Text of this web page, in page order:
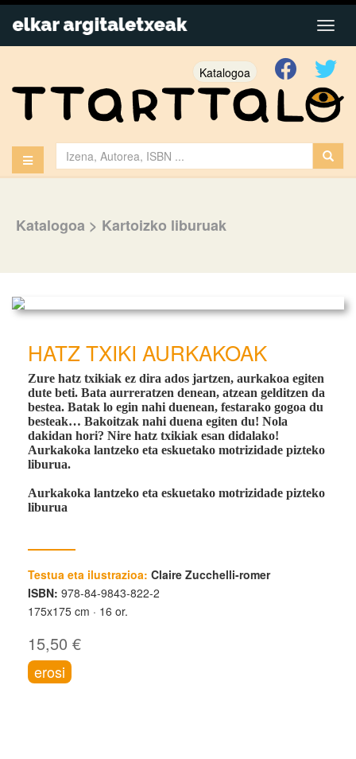
Katalogoa
Katalogoa > Kartoizko liburuak
HATZ TXIKI AURKAKOAK
Zure hatz txikiak ez dira ados jartzen, aurkakoa egiten
dute beti. Bata aurreratzen denean, atzean gelditzen da
bestea. Batak lo egin nahi duenean, festarako gogoa du
besteak… Bakoitzak nahi duena egiten du! Nola
dakidan hori? Nire hatz txikiak esan didalako!
Aurkakoka lantzeko eta eskuetako motrizidade pizteko
liburua.
Aurkakoka lantzeko eta eskuetako motrizidade pizteko
liburua
Testua eta ilustrazioa: Claire Zucchelli-romer
ISBN: 978-84-9843-822-2
175x175 cm
16 or.
15,50 €
erosi